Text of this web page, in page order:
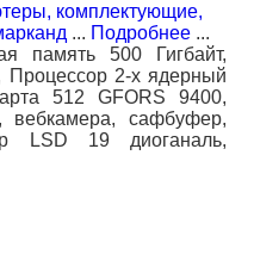
комплектующие,
... Подробнее ...
память 500 Гигбайт,
Процессор 2-х ядерный
512 GFORS 9400,
вебкамера, сафбуфер,
LSD 19 диоганаль,